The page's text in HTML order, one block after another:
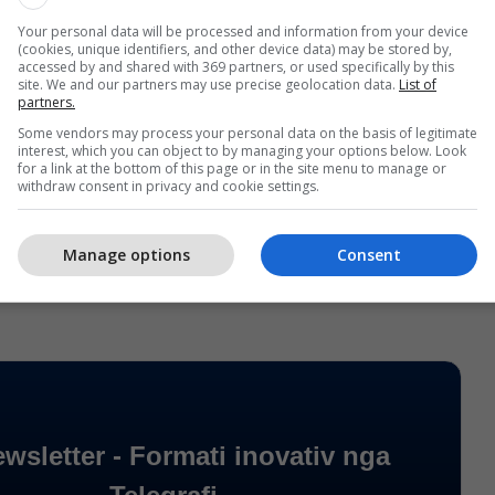
kualitetin, por a do të luajë apo çfarë roli ka,
nesër për ta mësuar”, ka deklaruar Foda.
ndodhet në Bratislavë, me gazetarët Lavdim
Zeqiri, si dhe kameramanin Korab Basha.
është mundësuar nga99esim,Globi M.I,DFK
./Telegrafi/
Your personal data will be processed and information from your device
(cookies, unique identifiers, and other device data) may be stored by,
accessed by and shared with 369 partners, or used specifically by this
site. We and our partners may use precise geolocation data. List of
partners.
Some vendors may process your personal data on the basis of legitimate
interest, which you can object to by managing your options below. Look
for a link at the bottom of this page or in the site menu to manage or
withdraw consent in privacy and cookie settings.
Consent
Manage options